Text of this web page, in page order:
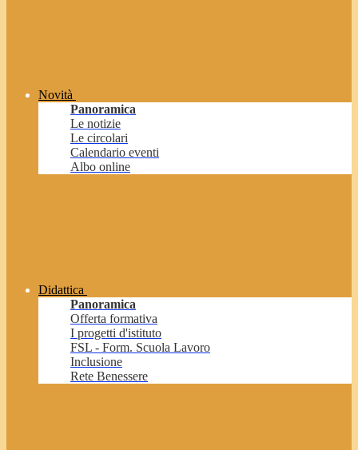
Novità
Panoramica
Le notizie
Le circolari
Calendario eventi
Albo online
Didattica
Panoramica
Offerta formativa
I progetti d'istituto
FSL - Form. Scuola Lavoro
Inclusione
Rete Benessere